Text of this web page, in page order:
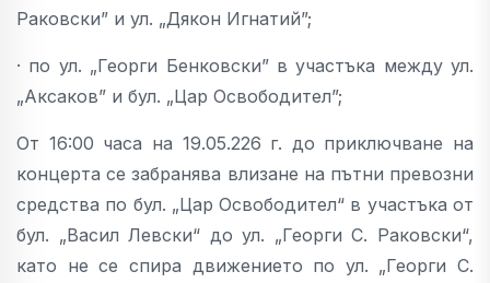
Раковски” и ул. „Дякон Игнатий”;
· по ул. „Георги Бенковски” в участъка между ул.
„Аксаков” и бул. „Цар Освободител”;
От 16:00 часа на 19.05.226 г. до приключване на
концерта се забранява влизане на пътни превозни
средства по бул. „Цар Освободител“ в участъка от
бул. „Васил Левски“ до ул. „Георги С. Раковски“,
като не се спира движението по ул. „Георги С.